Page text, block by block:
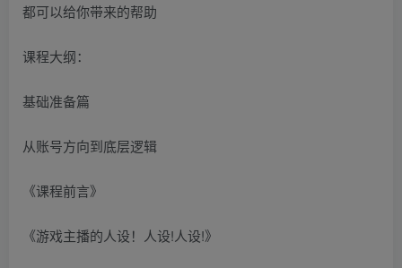
都可以给你带来的帮助
课程大纲：
基础准备篇
从账号方向到底层逻辑
《课程前言》
《游戏主播的人设！人设!人设!》